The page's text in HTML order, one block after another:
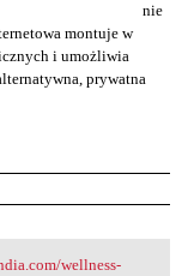
nie
montuje w
i umożliwia
prywatna
wellness-